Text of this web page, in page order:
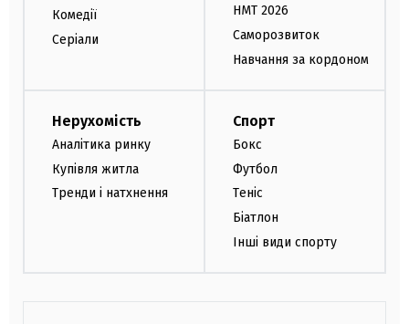
Комедії
Серіали
НМТ 2026
Саморозвиток
Навчання за кордоном
Нерухомість
Аналітика ринку
Купівля житла
Тренди і натхнення
Спорт
Бокс
Футбол
Теніс
Біатлон
Інші види спорту